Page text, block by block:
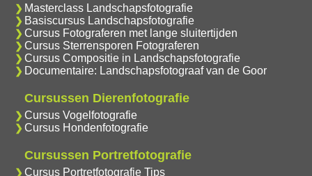
Masterclass Landschapsfotografie
Basiscursus Landschapsfotografie
Cursus Fotograferen met lange sluitertijden
Cursus Sterrensporen Fotograferen
Cursus Compositie in Landschapsfotografie
Documentaire: Landschapsfotograaf van de Goor
Cursussen Dierenfotografie
Cursus Vogelfotografie
Cursus Hondenfotografie
Cursussen Portretfotografie
Cursus Portretfotografie Tips